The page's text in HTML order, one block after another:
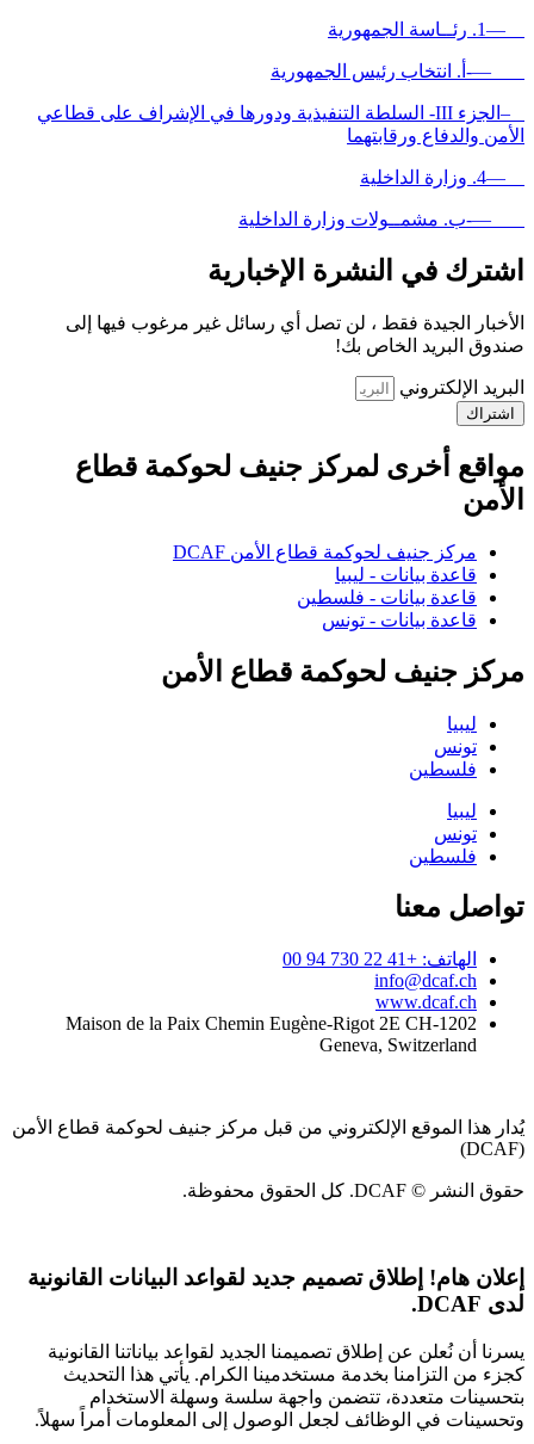
—1. رئــاسة الجمهورية
—-أ. انتخاب رئيس الجمهورية
–الجزء III- السلطة التنفيذية ودورها في الإشراف على قطاعي
الأمن والدفاع ورقابتهما
—4. وزارة الداخلية
—-ب. مشمــولات وزارة الداخلية
اشترك في النشرة الإخبارية
الأخبار الجيدة فقط ، لن تصل أي رسائل غير مرغوب فيها إلى
صندوق البريد الخاص بك!
البريد الإلكتروني
اشتراك
مواقع أخرى لمركز جنيف لحوكمة قطاع
الأمن
مركز جنيف لحوكمة قطاع الأمن DCAF
قاعدة بيانات - ليبيا
قاعدة بيانات - فلسطين
قاعدة بيانات - تونس
مركز جنيف لحوكمة قطاع الأمن
ليبيا
تونس
فلسطين
ليبيا
تونس
فلسطين
تواصل معنا
الهاتف: +41 22 730 94 00
info@dcaf.ch
www.dcaf.ch
Maison de la Paix Chemin Eugène-Rigot 2E CH-1202
Geneva, Switzerland
يُدار هذا الموقع الإلكتروني من قبل مركز جنيف لحوكمة قطاع الأمن
(DCAF)
حقوق النشر © DCAF. كل الحقوق محفوظة.
إعلان هام! إطلاق تصميم جديد لقواعد البيانات القانونية
لدى DCAF.
يسرنا أن نُعلن عن إطلاق تصميمنا الجديد لقواعد بياناتنا القانونية
كجزء من التزامنا بخدمة مستخدمينا الكرام. يأتي هذا التحديث
بتحسينات متعددة، تتضمن واجهة سلسة وسهلة الاستخدام
وتحسينات في الوظائف لجعل الوصول إلى المعلومات أمراً سهلاً.